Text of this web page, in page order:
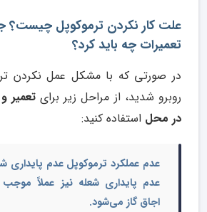
علت کار نکردن ترموکوپل
تعمیرات چه باید کرد؟
در صورتی که با مشکل عمل نکردن
روبرو شدید، از مراحل زیر برایتعمیر
در محل استفاده کنید:
عدم عملکرد ترموکوپل عدم پایداری
عدم پایداری شعله نیز عملاً
اجاق گاز می‌شود.